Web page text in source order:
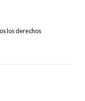
los derechos